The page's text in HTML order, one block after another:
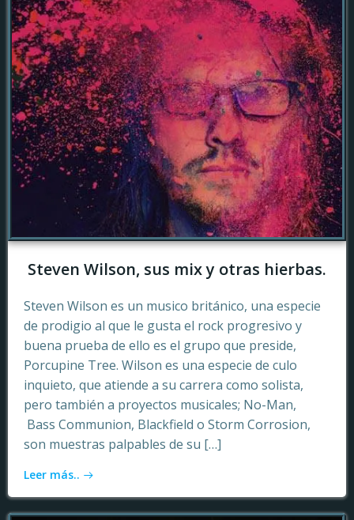
Steven Wilson, sus mix y otras hierbas.
Steven Wilson es un musico británico, una especie
de prodigio al que le gusta el rock progresivo y
buena prueba de ello es el grupo que preside,
Porcupine Tree. Wilson es una especie de culo
inquieto, que atiende a su carrera como solista,
pero también a proyectos musicales; No-Man,
Bass Communion, Blackfield o Storm Corrosion,
son muestras palpables de su […]
Leer más..